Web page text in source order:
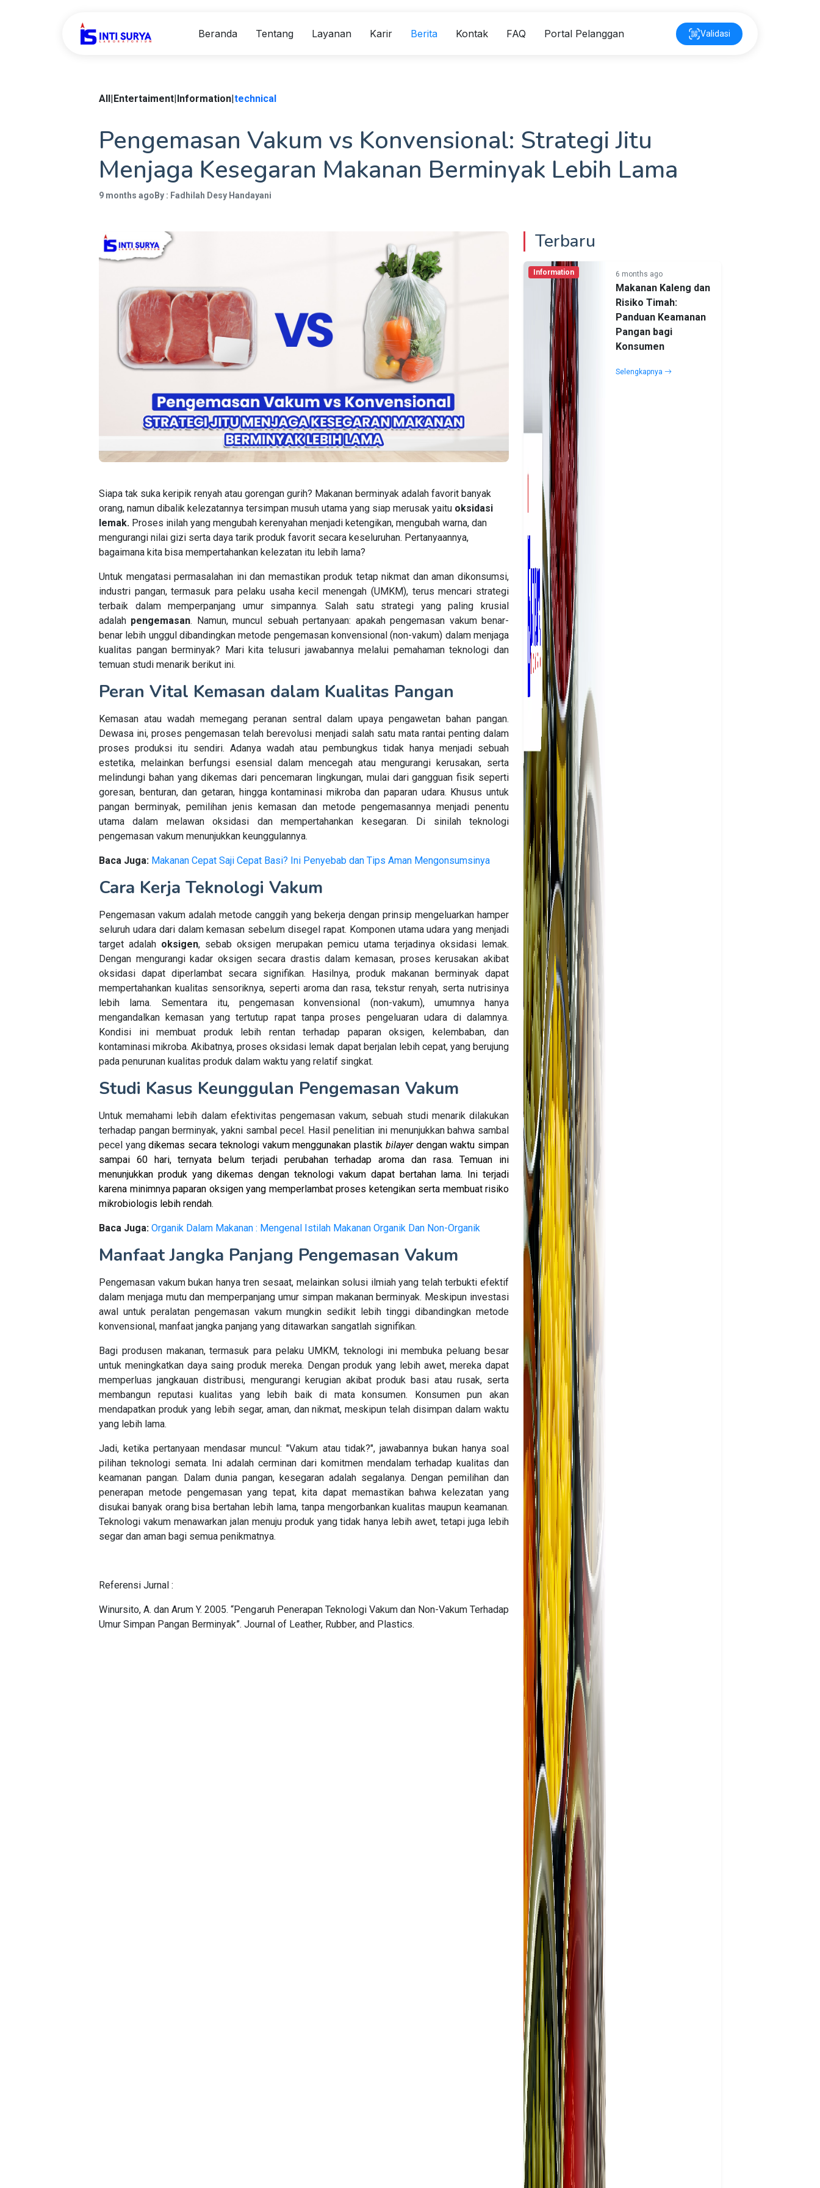
Beranda Tentang Layanan Karir Berita Kontak FAQ Portal Pelanggan Validasi
All|Entertaiment|Information|technical
Pengemasan Vakum vs Konvensional: Strategi Jitu
Menjaga Kesegaran Makanan Berminyak Lebih Lama
9 months ago By : Fadhilah Desy Handayani
Siapa tak suka keripik renyah atau gorengan gurih? Makanan berminyak adalah favorit banyak
orang, namun dibalik kelezatannya tersimpan musuh utama yang siap merusak yaitu oksidasi
lemak. Proses inilah yang mengubah kerenyahan menjadi ketengikan, mengubah warna, dan
mengurangi nilai gizi serta daya tarik produk favorit secara keseluruhan. Pertanyaannya,
bagaimana kita bisa mempertahankan kelezatan itu lebih lama?
Untuk mengatasi permasalahan ini dan memastikan produk tetap nikmat dan aman dikonsumsi,
industri pangan, termasuk para pelaku usaha kecil menengah (UMKM), terus mencari strategi
terbaik dalam memperpanjang umur simpannya. Salah satu strategi yang paling krusial
adalah pengemasan. Namun, muncul sebuah pertanyaan: apakah pengemasan vakum benar-
benar lebih unggul dibandingkan metode pengemasan konvensional (non-vakum) dalam menjaga
kualitas pangan berminyak? Mari kita telusuri jawabannya melalui pemahaman teknologi dan
temuan studi menarik berikut ini.
Peran Vital Kemasan dalam Kualitas Pangan
Kemasan atau wadah memegang peranan sentral dalam upaya pengawetan bahan pangan.
Dewasa ini, proses pengemasan telah berevolusi menjadi salah satu mata rantai penting dalam
proses produksi itu sendiri. Adanya wadah atau pembungkus tidak hanya menjadi sebuah
estetika, melainkan berfungsi esensial dalam mencegah atau mengurangi kerusakan, serta
melindungi bahan yang dikemas dari pencemaran lingkungan, mulai dari gangguan fisik seperti
goresan, benturan, dan getaran, hingga kontaminasi mikroba dan paparan udara. Khusus untuk
pangan berminyak, pemilihan jenis kemasan dan metode pengemasannya menjadi penentu
utama dalam melawan oksidasi dan mempertahankan kesegaran. Di sinilah teknologi
pengemasan vakum menunjukkan keunggulannya.
Baca Juga: Makanan Cepat Saji Cepat Basi? Ini Penyebab dan Tips Aman Mengonsumsinya
Cara Kerja Teknologi Vakum
Pengemasan vakum adalah metode canggih yang bekerja dengan prinsip mengeluarkan hamper
seluruh udara dari dalam kemasan sebelum disegel rapat. Komponen utama udara yang menjadi
target adalah oksigen, sebab oksigen merupakan pemicu utama terjadinya oksidasi lemak.
Dengan mengurangi kadar oksigen secara drastis dalam kemasan, proses kerusakan akibat
oksidasi dapat diperlambat secara signifikan. Hasilnya, produk makanan berminyak dapat
mempertahankan kualitas sensoriknya, seperti aroma dan rasa, tekstur renyah, serta nutrisinya
lebih lama. Sementara itu, pengemasan konvensional (non-vakum), umumnya hanya
mengandalkan kemasan yang tertutup rapat tanpa proses pengeluaran udara di dalamnya.
Kondisi ini membuat produk lebih rentan terhadap paparan oksigen, kelembaban, dan
kontaminasi mikroba. Akibatnya, proses oksidasi lemak dapat berjalan lebih cepat, yang berujung
pada penurunan kualitas produk dalam waktu yang relatif singkat.
Studi Kasus Keunggulan Pengemasan Vakum
Untuk memahami lebih dalam efektivitas pengemasan vakum, sebuah studi menarik dilakukan
terhadap pangan berminyak, yakni sambal pecel. Hasil penelitian ini menunjukkan bahwa sambal
pecel yangdikemas secara teknologi vakum menggunakan plastik bilayerdengan waktu simpan
sampai 60 hari, ternyata belum terjadi perubahan terhadap aroma dan rasa. Temuan ini
menunjukkan produk yang dikemas dengan teknologi vakum dapat bertahan lama. Ini terjadi
karena minimnya paparan oksigen yang memperlambat proses ketengikan serta membuat risiko
mikrobiologis lebih rendah.
Baca Juga: Organik Dalam Makanan : Mengenal Istilah Makanan Organik Dan Non-Organik
Manfaat Jangka Panjang Pengemasan Vakum
Pengemasan vakum bukan hanya tren sesaat, melainkan solusi ilmiah yang telah terbukti efektif
dalam menjaga mutu dan memperpanjang umur simpan makanan berminyak. Meskipun investasi
awal untuk peralatan pengemasan vakum mungkin sedikit lebih tinggi dibandingkan metode
konvensional, manfaat jangka panjang yang ditawarkan sangatlah signifikan.
Bagi produsen makanan, termasuk para pelaku UMKM, teknologi ini membuka peluang besar
untuk meningkatkan daya saing produk mereka. Dengan produk yang lebih awet, mereka dapat
memperluas jangkauan distribusi, mengurangi kerugian akibat produk basi atau rusak, serta
membangun reputasi kualitas yang lebih baik di mata konsumen. Konsumen pun akan
mendapatkan produk yang lebih segar, aman, dan nikmat, meskipun telah disimpan dalam waktu
yang lebih lama.
Jadi, ketika pertanyaan mendasar muncul: "Vakum atau tidak?", jawabannya bukan hanya soal
pilihan teknologi semata. Ini adalah cerminan dari komitmen mendalam terhadap kualitas dan
keamanan pangan. Dalam dunia pangan, kesegaran adalah segalanya. Dengan pemilihan dan
penerapan metode pengemasan yang tepat, kita dapat memastikan bahwa kelezatan yang
disukai banyak orang bisa bertahan lebih lama, tanpa mengorbankan kualitas maupun keamanan.
Teknologi vakum menawarkan jalan menuju produk yang tidak hanya lebih awet, tetapi juga lebih
segar dan aman bagi semua penikmatnya.
Referensi Jurnal :
Winursito, A. dan Arum Y. 2005. “Pengaruh Penerapan Teknologi Vakum dan Non-Vakum Terhadap
Umur Simpan Pangan Berminyak”. Journal of Leather, Rubber, and Plastics.
Terbaru
6 months ago
Makanan Kaleng dan
Risiko Timah:
Panduan Keamanan
Pangan bagi
Konsumen
Selengkapnya
Information